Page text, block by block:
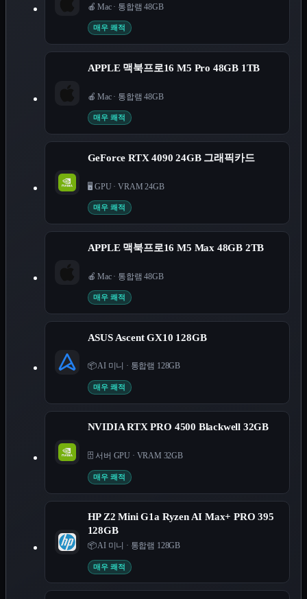
🍎 Mac· 통합램 48GB
매우 쾌적
APPLE 맥북프로16 M5 Pro 48GB 1TB
🍎 Mac· 통합램 48GB
매우 쾌적
GeForce RTX 4090 24GB 그래픽카드
🖥️ GPU · VRAM 24GB
매우 쾌적
APPLE 맥북프로16 M5 Max 48GB 2TB
🍎 Mac· 통합램 48GB
매우 쾌적
ASUS Ascent GX10 128GB
📦 AI 미니 · 통합램 128GB
매우 쾌적
NVIDIA RTX PRO 4500 Blackwell 32GB
🗄️ 서버 GPU · VRAM 32GB
매우 쾌적
HP Z2 Mini G1a Ryzen AI Max+ PRO 395
128GB
📦 AI 미니 · 통합램 128GB
매우 쾌적